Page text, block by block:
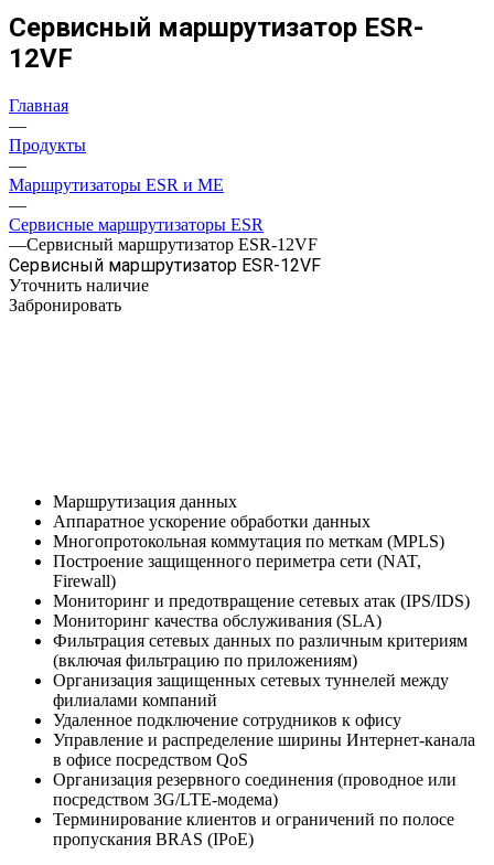
Сервисный маршрутизатор ESR-
12VF
Главная
—
Продукты
—
Маршрутизаторы ESR и ME
—
Сервисные маршрутизаторы ESR
—Сервисный маршрутизатор ESR-12VF
Сервисный маршрутизатор ESR-12VF
Уточнить наличие
Забронировать
Маршрутизация данных
Аппаратное ускорение обработки данных
Многопротокольная коммутация по меткам (MPLS)
Построение защищенного периметра сети (NAT,
Firewall)
Мониторинг и предотвращение сетевых атак (IPS/IDS)
Мониторинг качества обслуживания (SLA)
Фильтрация сетевых данных по различным критериям
(включая фильтрацию по приложениям)
Организация защищенных сетевых туннелей между
филиалами компаний
Удаленное подключение сотрудников к офису
Управление и распределение ширины Интернет-канала
в офисе посредством QoS
Организация резервного соединения (проводное или
посредством 3G/LTE-модема)
Терминирование клиентов и ограничений по полосе
пропускания BRAS (IPoE)